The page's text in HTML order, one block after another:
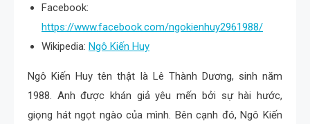
Facebook:
https://www.facebook.com/ngokienhuy2961988/
Wikipedia: Ngô Kiến Huy
Ngô Kiến Huy tên thật là Lê Thành Dương, sinh năm
1988. Anh được khán giả yêu mến bởi sự hài hước,
giọng hát ngọt ngào của mình. Bên cạnh đó, Ngô Kiến